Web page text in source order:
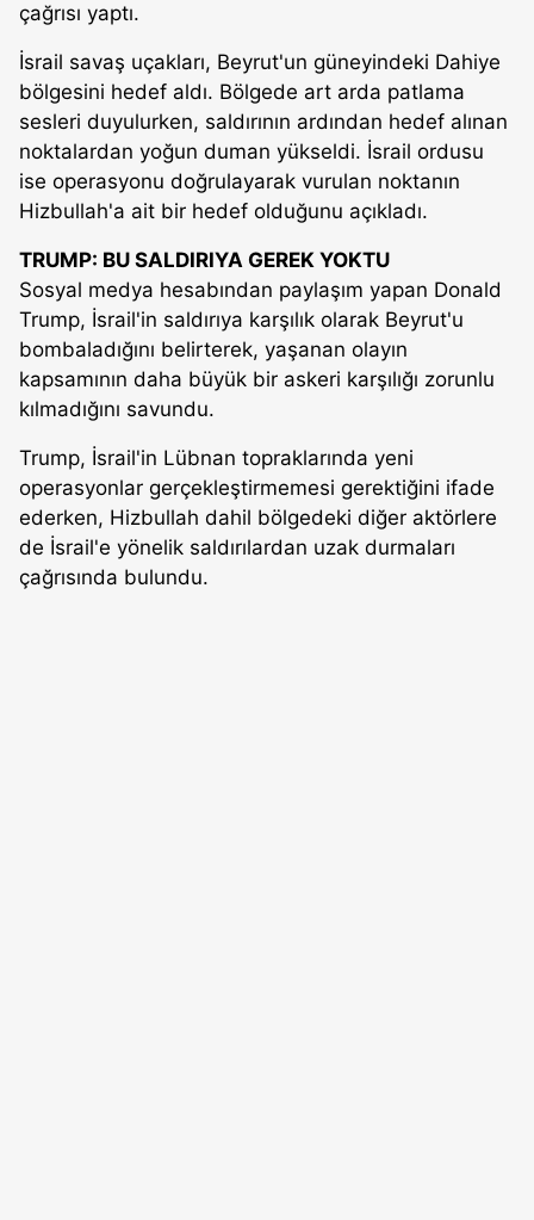
çağrısı yaptı.
İsrail savaş uçakları, Beyrut'un güneyindeki Dahiye
bölgesini hedef aldı. Bölgede art arda patlama
sesleri duyulurken, saldırının ardından hedef alınan
noktalardan yoğun duman yükseldi. İsrail ordusu
ise operasyonu doğrulayarak vurulan noktanın
Hizbullah'a ait bir hedef olduğunu açıkladı.
TRUMP: BU SALDIRIYA GEREK YOKTU
Sosyal medya hesabından paylaşım yapan Donald
Trump, İsrail'in saldırıya karşılık olarak Beyrut'u
bombaladığını belirterek, yaşanan olayın
kapsamının daha büyük bir askeri karşılığı zorunlu
kılmadığını savundu.
Trump, İsrail'in Lübnan topraklarında yeni
operasyonlar gerçekleştirmemesi gerektiğini ifade
ederken, Hizbullah dahil bölgedeki diğer aktörlere
de İsrail'e yönelik saldırılardan uzak durmaları
çağrısında bulundu.